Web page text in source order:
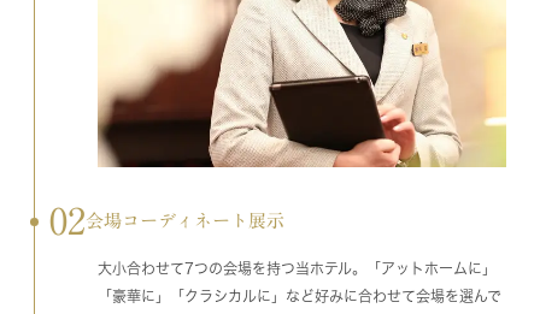
02会場コーディネート展示
大小合わせて7つの会場を持つ当ホテル。「アットホームに」
「豪華に」「クラシカルに」など好みに合わせて会場を選んで